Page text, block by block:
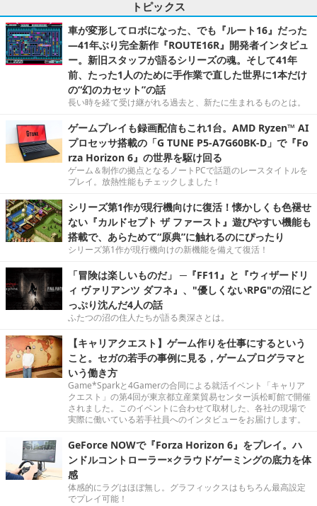
トピックス
車が変形してロボになった、でも『ルート16』だった
―41年ぶり完全新作『ROUTE16R』開発者インタビュ
ー。新旧スタッフが語るシリーズの魂。そして41年
前、たった1人のために手作業で直した世界に1本だけ
の“幻のカセット”の話
長い時を経て受け継がれる過去と、新たに生まれるものとは。
ゲームプレイも録画配信もこれ1台。AMD Ryzen™ AI
プロセッサ搭載の「G TUNE P5-A7G60BK-D」で『Fo
rza Horizon 6』の世界を駆け回る
ゲーム＆制作の拠点となるノートPCで話題のレースタイトルを
プレイ。放熱性能もチェックしました！
シリーズ第1作が現行機向けに復活！懐かしくも色褪せ
ない『カルドセプト ザ ファースト』遊びやすい機能も
搭載で、あらためて“原典”に触れるのにぴったり
シリーズ第1作が現行機向けの新機能を備えて復活！
「冒険は楽しいものだ」 ─『FF11』と『ウィザードリ
ィ ヴァリアンツ ダフネ』、"優しくないRPG"の沼にど
っぷり沈んだ4人の話
ふたつの沼の住人たちが語る奥深さとは。
【キャリアクエスト】ゲーム作りを仕事にするという
こと。セガの若手の事例に見る，ゲームプログラマと
いう働き方
Game*Sparkと4Gamerの合同による就活イベント「キャリア
クエスト」の第4回が東京都立産業貿易センター浜松町館で開催
されました。このイベントに合わせて取材した、各社の現場で
実際に働いている若手社員へのインタビューをお届けします。
GeForce NOWで『Forza Horizon 6』をプレイ。ハ
ンドルコントローラー×クラウドゲーミングの底力を体
感
体感的にラグはほぼ無し。グラフィックスはもちろん最高設定
でプレイ可能！